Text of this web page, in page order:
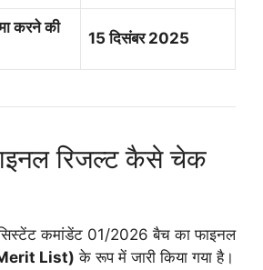
करने की
15 दिसंबर 2025
रिजल्ट कैसे चेक
कमांडेंट 01/2026 बैच का फाइनल
List) के रूप में जारी किया गया है।